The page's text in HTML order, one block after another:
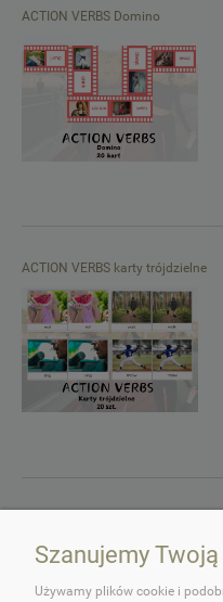
ACTION VERBS Domino
ACTION VERBS karty trójdzielne
Szanujemy
Używamy plików cookie i